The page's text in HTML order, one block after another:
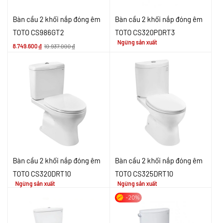
Bàn cầu 2 khối nắp đóng êm
TOTO CS986GT2
8.749.600₫ 10.937.000₫
Bàn cầu 2 khối nắp đóng êm
TOTO CS320PDRT3
Ngừng sản xuất
Bàn cầu 2 khối nắp đóng êm
TOTO CS320DRT10
Ngừng sản xuất
Bàn cầu 2 khối nắp đóng êm
TOTO CS325DRT10
Ngừng sản xuất
-20%